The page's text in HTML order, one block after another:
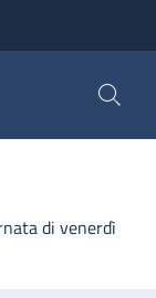
di venerdì